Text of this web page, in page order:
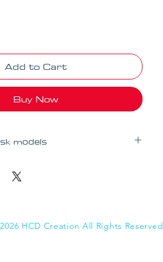
Add to Cart
Buy Now
models
l'ajout d'un snap sur le
HCD Creation All Rights Reserved